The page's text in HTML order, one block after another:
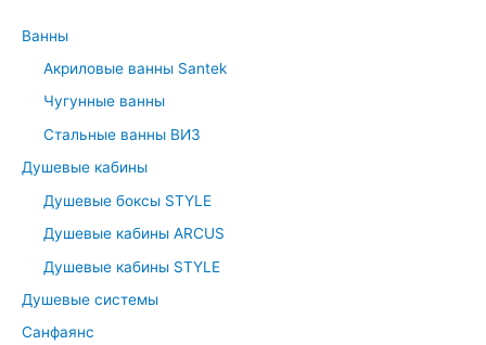
h
:
Ванны
Акриловые ванны Santek
Чугунные ванны
Стальные ванны ВИЗ
Душевые кабины
Душевые боксы STYLE
Душевые кабины ARCUS
Душевые кабины STYLE
Душевые системы
Санфаянс